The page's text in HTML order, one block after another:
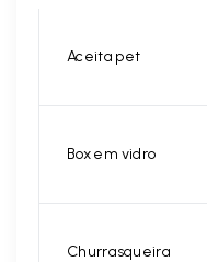
Aceita pet
Box em vidro
Churrasqueira